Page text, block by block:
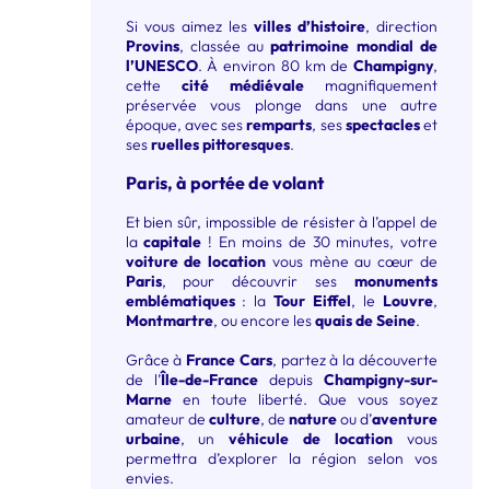
Si vous aimez les villes d’histoire, direction
Provins, classée aupatrimoine mondial de
l’UNESCO. À environ 80 km de Champigny,
cette cité médiévalemagnifiquement
préservée vous plonge dans une autre
époque, avec sesremparts, sesspectacleset
sesruelles pittoresques.
Paris, à portée de volant
Et bien sûr, impossible de résister à l’appel de
lacapitale ! En moins de 30 minutes, votre
voiture de location vous mène au cœur de
Paris, pour découvrir ses monuments
emblématiques: laTour Eiffel, le Louvre,
Montmartre, ou encore lesquais de Seine.
Grâce à France Cars, partez à la découverte
de l’Île-de-FrancedepuisChampigny-sur-
Marneen toute liberté. Que vous soyez
amateur de culture, de natureou d’aventure
urbaine, unvéhicule de location vous
permettra d’explorer la région selon vos
envies.